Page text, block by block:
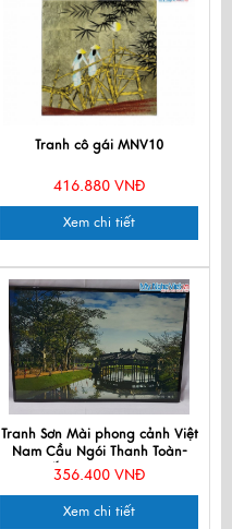
Tranh cô gái MNV10
416.880 VNĐ
Xem chi tiết
Tranh Sơn Mài phong cảnh Việt
Nam Cầu Ngói Thanh Toàn-
Huế MNV-TSMTB11-4
356.400 VNĐ
Xem chi tiết